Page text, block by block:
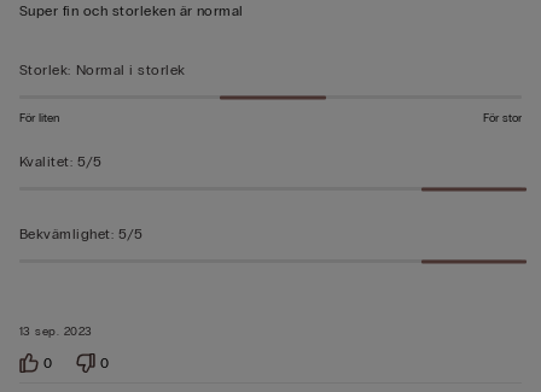
5
5
13 sep. 2023
Super fin och storleken är normal
Storlek: Normal i storlek
För liten För stor
Kvalitet: 5/5
Bekvämlighet: 5/5
0 0